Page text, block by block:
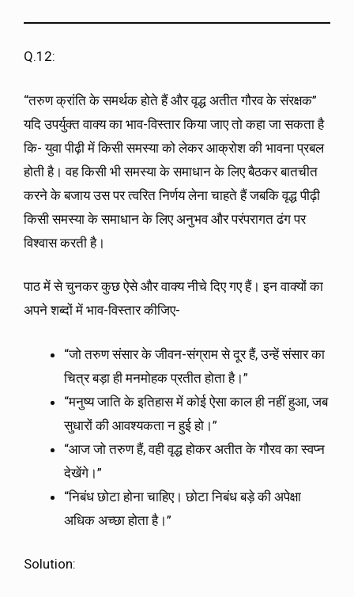
Q.12:
“तरुण क्रांति के समर्थक होते हैं और वृद्ध अतीत गौरव के संरक्षक”
यदि उपर्युक्त वाक्य का भाव-विस्तार किया जाए तो कहा जा सकता है
कि- युवा पीढ़ी में किसी समस्या को लेकर आक्रोश की भावना प्रबल
होती है। वह किसी भी समस्या के समाधान के लिए बैठकर बातचीत
करने के बजाय उस पर त्वरित निर्णय लेना चाहते हैं जबकि वृद्ध पीढ़ी
किसी समस्या के समाधान के लिए अनुभव और परंपरागत ढंग पर
विश्वास करती है।
पाठ में से चुनकर कुछ ऐसे और वाक्य नीचे दिए गए हैं। इन वाक्यों का
अपने शब्दों में भाव-विस्तार कीजिए-
“जो तरुण संसार के जीवन-संग्राम से दूर हैं, उन्हें संसार का
चित्र बड़ा ही मनमोहक प्रतीत होता है।”
“मनुष्य जाति के इतिहास में कोई ऐसा काल ही नहीं हुआ, जब
सुधारों की आवश्यकता न हुई हो।”
“आज जो तरुण हैं, वही वृद्ध होकर अतीत के गौरव का स्वप्न
देखेंगे।”
“निबंध छोटा होना चाहिए। छोटा निबंध बड़े की अपेक्षा
अधिक अच्छा होता है।”
Solution: